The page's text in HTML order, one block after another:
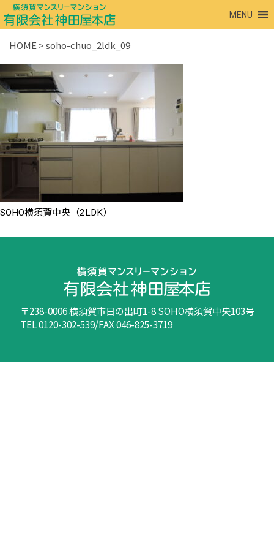
MENU
HOME >soho-chuo_2ldk_09
SOHO横須賀中央（2LDK）
〒238-0006 横須賀市日の出町1-8 SOHO横須賀中央103号
TEL 0120-302-539/FAX 046-825-3719